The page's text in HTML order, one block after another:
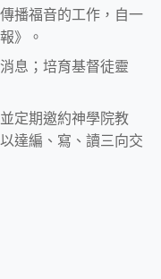
播福音的工作，自一
》。
息；培育基督徒靈
定期邀約神學院教
達編、寫、讀三向交